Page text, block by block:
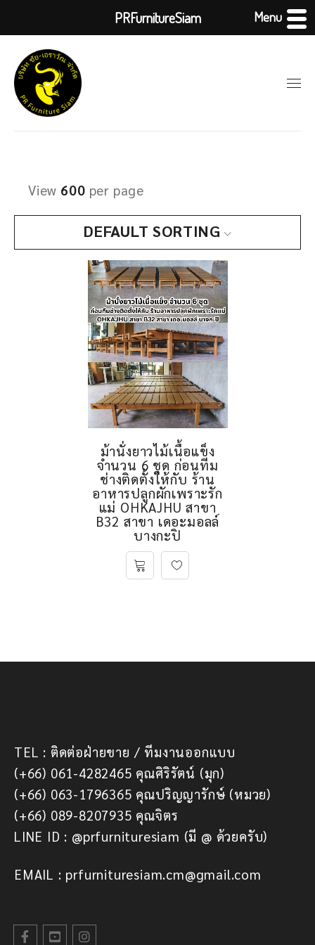
DEFAULT SORTING
View 600 per page
ม้านั่งยาวไม้เนื้อแข็ง
จำนวน 6 ชุด ก่อนทีม
ช่างติดตั้งให้กับ ร้าน
อาหารปลูกผักเพราะรัก
แม่ OHKAJHU สาขา
B32 สาขา เดอะมอลล์
บางกะปิ
TEL : ติดต่อฝ่ายขาย / ทีมงานออกแบบ
(+66) 061-4282465 คุณศิริรัตน์ (มุก)
(+66) 063-1796365 คุณปริญญารักษ์ (หมวย)
(+66) 089-8207935 คุณจิตร
LINE ID : @prfurnituresiam (มี @ ด้วยครับ)
EMAIL : prfurnituresiam.cm@gmail.com
PRFurnitureSiam Menu